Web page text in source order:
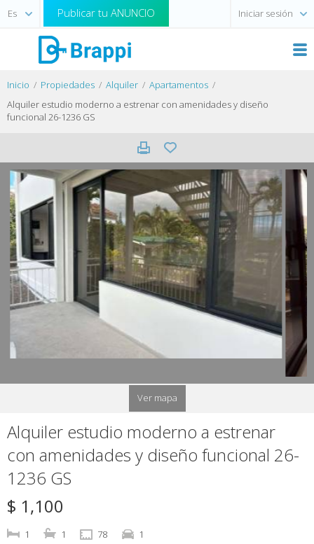
Publicar tu ANUNCIO Iniciar sesión
Inicio Propiedades Alquiler
Apartamentos
Alquiler estudio moderno a estrenar con amenidades y diseño
funcional 26-1236 GS
Ver mapa
Alquiler estudio moderno a estrenar
con amenidades y diseño funcional 26-
1236 GS
$ 1,100
1 1 78 1